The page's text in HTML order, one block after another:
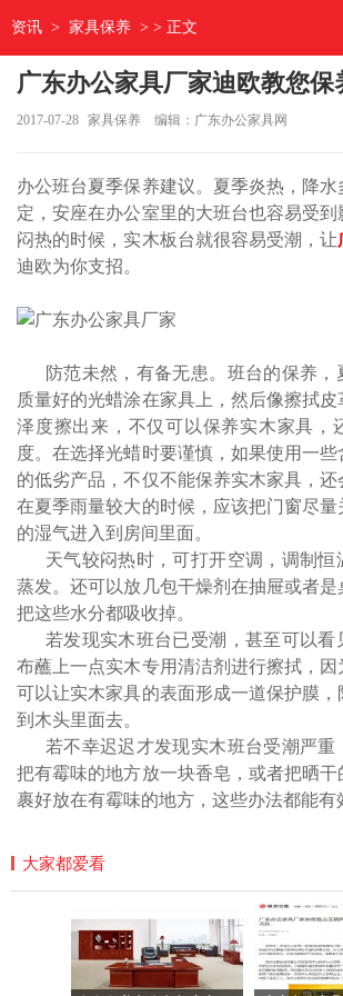
资讯 > 家具保养 > > 正文
广东办公家具厂家迪欧教您保
2017-07-28 家具保养 编辑：广东办公家具网
办公班台夏季保养建议。夏季炎热，降
定，安座在办公室里的大班台也容易受
闷热的时候，实木板台就很容易受潮，让
迪欧为你支招。
防范未然，有备无患。班台的保养，
质量好的光蜡涂在家具上，然后像擦拭
泽度擦出来，不仅可以保养实木家具，
度。在选择光蜡时要谨慎，如果使用一
的低劣产品，不仅不能保养实木家具，还
在夏季雨量较大的时候，应该把门窗尽
的湿气进入到房间里面。
天气较闷热时，可打开空调，调制恒
蒸发。还可以放几包干燥剂在抽屉或者是
把这些水分都吸收掉。
若发现实木班台已受潮，甚至可以看
布蘸上一点实木专用清洁剂进行擦拭，因
可以让实木家具的表面形成一道保护膜，
到木头里面去。
若不幸迟迟才发现实木班台受潮严重
把有霉味的地方放一块香皂，或者把晒
裹好放在有霉味的地方，这些办法都能有
大家都爱看